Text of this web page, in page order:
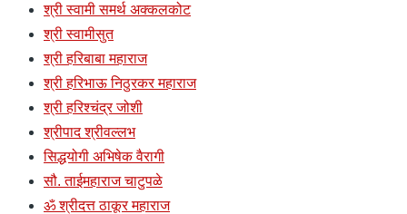
श्री स्वामी समर्थ अक्कलकोट
श्री स्वामीसुत
श्री हरिबाबा महाराज
श्री हरिभाऊ निठुरकर महाराज
श्री हरिश्चंद्र जोशी
श्रीपाद श्रीवल्लभ
सिद्धयोगी अभिषेक वैरागी
सौ. ताईमहाराज चाटुपळे
ॐ श्रीदत्त ठाकूर महाराज